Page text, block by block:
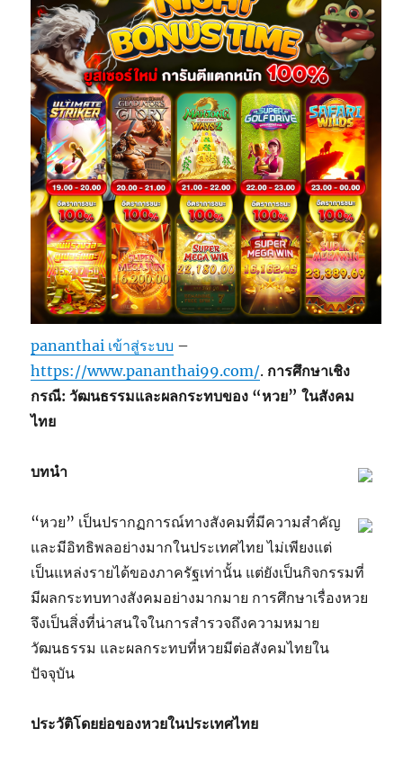
pananthai เข้าสู่ระบบ –
https://www.pananthai99.com/. การศึกษาเชิง
กรณี: วัฒนธรรมและผลกระทบของ “หวย” ในสังคม
ไทย
บทนำ
“หวย” เป็นปรากฏการณ์ทางสังคมที่มีความสำคัญ
และมีอิทธิพลอย่างมากในประเทศไทย ไม่เพียงแต่
เป็นแหล่งรายได้ของภาครัฐเท่านั้น แต่ยังเป็นกิจกรรมที่
มีผลกระทบทางสังคมอย่างมากมาย การศึกษาเรื่องหวย
จึงเป็นสิ่งที่น่าสนใจในการสำรวจถึงความหมาย
วัฒนธรรม และผลกระทบที่หวยมีต่อสังคมไทยใน
ปัจจุบัน
ประวัติโดยย่อของหวยในประเทศไทย